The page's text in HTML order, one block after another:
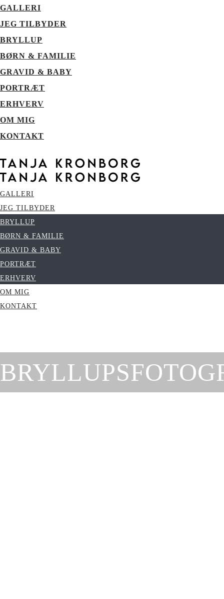
GALLERI
JEG TILBYDER
BRYLLUP
BØRN & FAMILIE
GRAVID & BABY
PORTRÆT
ERHVERV
OM MIG
KONTAKT
GALLERI
JEG TILBYDER
BRYLLUP
BØRN & FAMILIE
GRAVID & BABY
PORTRÆT
ERHVERV
OM MIG
KONTAKT